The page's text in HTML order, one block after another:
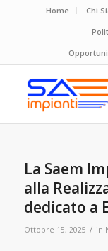
Home Chi
La Saem
alla
dedicato a
Ottobre 15, 2025 / in